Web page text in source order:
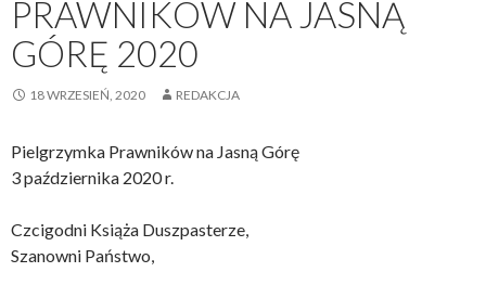
PRAWNIKÓW NA JASNĄ
GÓRĘ 2020
18 WRZESIEŃ, 2020 REDAKCJA
Pielgrzymka Prawników na Jasną Górę
3 października 2020 r.
Czcigodni Książa Duszpasterze,
Szanowni Państwo,